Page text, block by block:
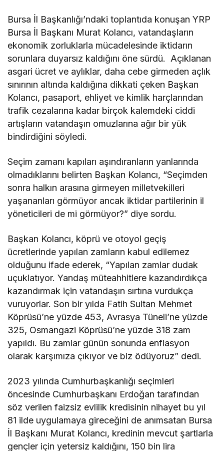
Bursa İl Başkanlığı’ndaki toplantıda konuşan YRP
Bursa İl Başkanı Murat Kolancı, vatandaşların
ekonomik zorluklarla mücadelesinde iktidarın
sorunlara duyarsız kaldığını öne sürdü. Açıklanan
asgari ücret ve aylıklar, daha cebe girmeden açlık
sınırının altında kaldığına dikkati çeken Başkan
Kolancı, pasaport, ehliyet ve kimlik harçlarından
trafik cezalarına kadar birçok kalemdeki ciddi
artışların vatandaşın omuzlarına ağır bir yük
bindirdiğini söyledi.
Seçim zamanı kapıları aşındıranların yanlarında
olmadıklarını belirten Başkan Kolancı, “Seçimden
sonra halkın arasına girmeyen milletvekilleri
yaşananları görmüyor ancak iktidar partilerinin il
yöneticileri de mi görmüyor?” diye sordu.
Başkan Kolancı, köprü ve otoyol geçiş
ücretlerinde yapılan zamların kabul edilemez
olduğunu ifade ederek, “Yapılan zamlar dudak
uçuklatıyor. Yandaş müteahhitlere kazandırdıkça
kazandırmak için vatandaşın sırtına vurdukça
vuruyorlar. Son bir yılda Fatih Sultan Mehmet
Köprüsü’ne yüzde 453, Avrasya Tüneli’ne yüzde
325, Osmangazi Köprüsü’ne yüzde 318 zam
yapıldı. Bu zamlar günün sonunda enflasyon
olarak karşımıza çıkıyor ve biz ödüyoruz” dedi.
2023 yılında Cumhurbaşkanlığı seçimleri
öncesinde Cumhurbaşkanı Erdoğan tarafından
söz verilen faizsiz evlilik kredisinin nihayet bu yıl
81 ilde uygulamaya gireceğini de anımsatan Bursa
İl Başkanı Murat Kolancı, kredinin mevcut şartlarla
gençler için yetersiz kaldığını, 150 bin lira